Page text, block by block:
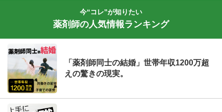
今“コレ”が知りたい
薬剤師の人気情報ランキング
「薬剤師同士の結婚」世帯年収1200万超
えの驚きの現実。